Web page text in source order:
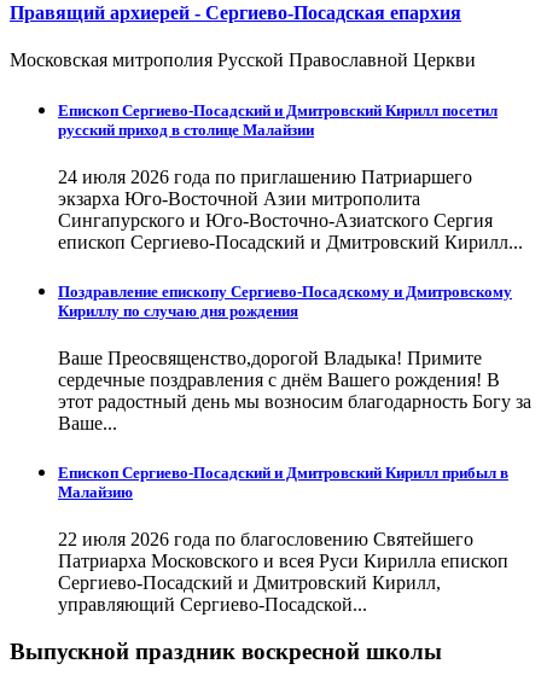
Правящий архиерей - Сергиево-Посадская епархия
Московская митрополия Русской Православной Церкви
Епископ Сергиево-Посадский и Дмитровский Кирилл посетил
русский приход в столице Малайзии
24 июля 2026 года по приглашению Патриаршего
экзарха Юго-Восточной Азии митрополита
Сингапурского и Юго-Восточно-Азиатского Сергия
епископ Сергиево-Посадский и Дмитровский Кирилл...
Поздравление епископу Сергиево-Посадскому и Дмитровскому
Кириллу по случаю дня рождения
Ваше Преосвященство,дорогой Владыка! Примите
сердечные поздравления с днём Вашего рождения! В
этот радостный день мы возносим благодарность Богу за
Ваше...
Епископ Сергиево-Посадский и Дмитровский Кирилл прибыл в
Малайзию
22 июля 2026 года по благословению Святейшего
Патриарха Московского и всея Руси Кирилла епископ
Сергиево-Посадский и Дмитровский Кирилл,
управляющий Сергиево-Посадской...
Выпускной праздник воскресной школы